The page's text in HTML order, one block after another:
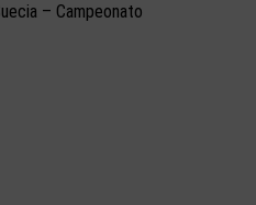
– Campeonato